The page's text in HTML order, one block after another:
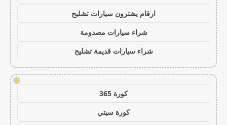
ارقام يشترون سيارات تشليح
شراء سيارات مصدومة
شراء سيارات قديمة تشليح
!
كورة 365
كورة سيتي